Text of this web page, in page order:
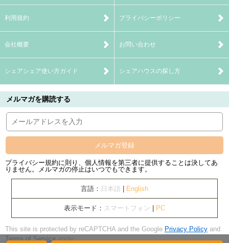
利用規約 プライバシーポリシー
会社概要 お問い合わせ
シェアシェア使い方ガイド シェアハウスの探し方
メルマガを購読する
メルマガ登録
プライバシー規約に則り、個人情報を第三者に提供することは決してあ
りません。メルマガの停止はいつでもできます。
言語： 日本語 English
表示モード： スマートフォン PC
This site is protected by reCAPTCHA and the Google Privacy Policy and
Terms of Service